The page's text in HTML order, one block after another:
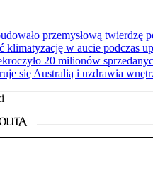
przemysłową twierdzę
klimatyzację w aucie podczas
20 milionów
się Australią i uzdrawia